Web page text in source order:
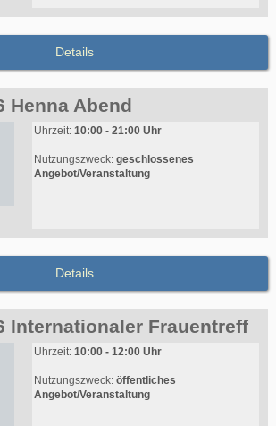
Details
Henna Abend
Uhrzeit: 10:00 - 21:00 Uhr
Nutzungszweck: geschlossenes
Angebot/Veranstaltung
Details
Internationaler Frauentreff
Uhrzeit: 10:00 - 12:00 Uhr
Nutzungszweck: öffentliches
Angebot/Veranstaltung